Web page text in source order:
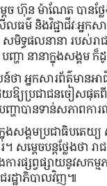
េច ហ៊ុន ម៉ាណែត បានថ្
សីលធម៌ និងវិជ្ជាជីវៈអ្
សមិទ្ធផលនានា របស់
ហា នានាក្នុងសង្គម
ថា អ្នកសារព័ត៌មានអា
ជួយឱ្យប្រជាជនចៀសផុ
បញ្ហាបានទាន់សភាព
ក្នុងសង្គមប្រជាធិបត
ម្តេចបន្តថ្លែងថា រា
ការផ្សព្វផ្សាយនូវស
រដ្ឋាភិបាលវិញ៕